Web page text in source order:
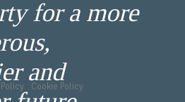
for a more
and
- Cookie Policy